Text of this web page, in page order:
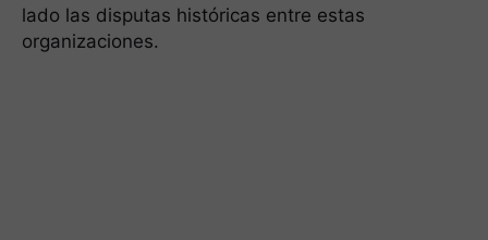
lado las disputas históricas entre estas
organizaciones.